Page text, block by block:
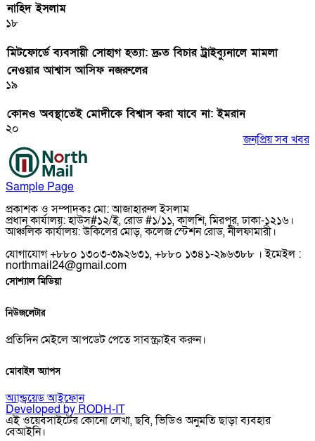
নাহিদ ইসলাম
১৮
মিটফোর্ডে ব্যবসায়ী সোহাগ হত্যা: দ্রুত বিচার ট্রাইব্যুনালে মামলা
নেওয়ার আশ্বাস আসিফ নজরুলের
১৯
কোনও অবস্থাতেই মোদীকে বিশ্বাস করা যাবে না: ইমরান
২০
জনপ্রিয় সব খবর
Sample Page
প্রকাশক ও সম্পাদকঃ মো: আজাহারুল ইসলাম
প্রধান কার্যালয়: হাউস#১২/ই, রোড #১/১১, কালশি, মিরপুর, ঢাকা-১২১৬।
আঞ্চলিক কার্যালয়: উকিলের মোড়, কলেজ স্টেশন রোড, নীলফামারী।
যোগাযোগ +৮৮০ ১৩০৩-৩৯২৬৩১, +৮৮০ ১৩৪১-২৯৬৩৮৮ । ইমেইল :
northmail24@gmail.com
সোশ্যাল মিডিয়া
নিউজলেটার
প্রতিদিন মেইলে আপডেট পেতে সাবস্ক্রাইব করুন।
মোবাইল অ্যাপস
অ্যান্ড্রয়েডআইফোন
Developed by RODH-IT
এই ওয়েবসাইটের কোনো লেখা, ছবি, ভিডিও অনুমতি ছাড়া ব্যবহার
বেআইনি।